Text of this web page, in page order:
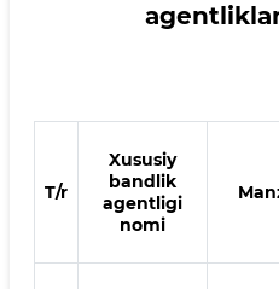
T/r
Xususiy
bandlik
agentligi
nomi